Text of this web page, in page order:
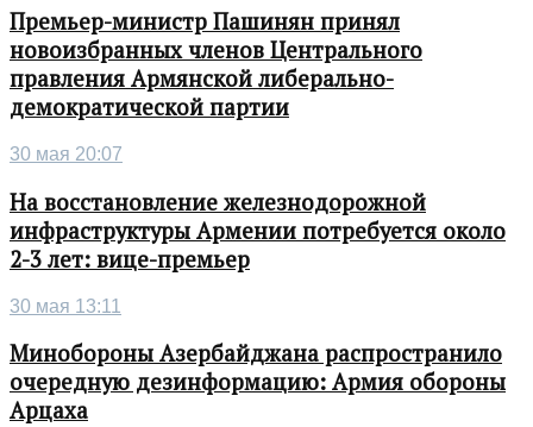
Премьер-министр Пашинян принял
новоизбранных членов Центрального
правления Армянской либерально-
демократической партии
30 мая 20:07
На восстановление железнодорожной
инфраструктуры Армении потребуется около
2-3 лет: вице-премьер
30 мая 13:11
Минобороны Азербайджана распространило
очередную дезинформацию: Армия обороны
Арцаха